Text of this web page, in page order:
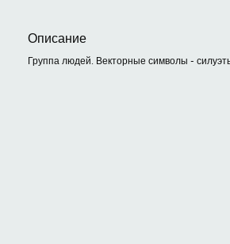
Описание
Группа людей. Векторные символы -